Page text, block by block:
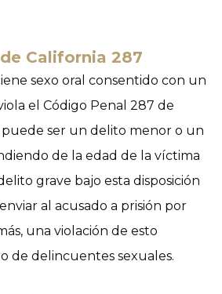
California 287
sexo oral consentido con un
el Código Penal 287 de
puede ser un delito menor o un
de la edad de la víctima
grave bajo esta disposición
al acusado a prisión por
una violación de esto
de delincuentes sexuales.